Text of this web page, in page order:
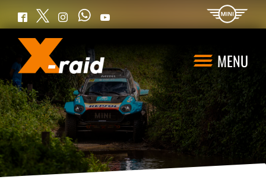
MENU
Facebook
Twitter Instagram
WhatsAppYouTube